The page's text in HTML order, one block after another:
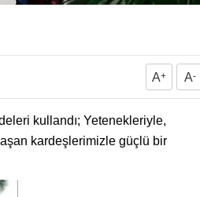
A+ A-
kullandı; Yetenekleriyle,
kardeşlerimizle güçlü bir